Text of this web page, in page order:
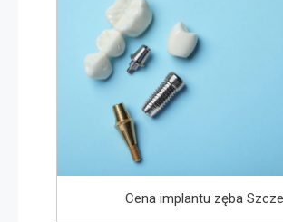
Cena implantu zęba